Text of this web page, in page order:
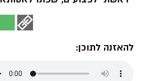
להאזנה לתוכן: